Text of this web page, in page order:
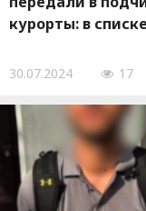
курорты: в
30.07.2024 17